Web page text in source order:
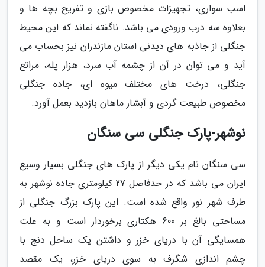
اسب سواری، تجهیزات مخصوص بازی و تفریح بچه ها و
بعلاوه سه درب ورودی می باشد. ناگفته نماند که این محیط
جنگلی از جاذبه های دیدنی استان مازندران نیز بحساب می
آید و می توان در آن از چشمه آب سرد، هزار پله، مراتع
جنگلی، درخت های مختلف میوه ای، جاده جنگلی
مخصوص طبیعت گردی و آبشار ماهان بازدید بعمل آورد.
نوشهر-پارک جنگلی سی سنگان
سی سنگان نام یکی دیگر از پارک های جنگلی بسیار وسیع
ایران می باشد که در حدفاصل 27 کیلومتری جاده نوشهر به
طرف شهر نور واقع شده است. این پارک بزرگ جنگلی از
مساحتی بالغ بر 600 هکتاری برخوردار است و به علت
همسایگی آن با دریای خزر و داشتن یک ساحل دنج با
چشم اندازی شگرف به سوی دریای خزر، یک مقصد